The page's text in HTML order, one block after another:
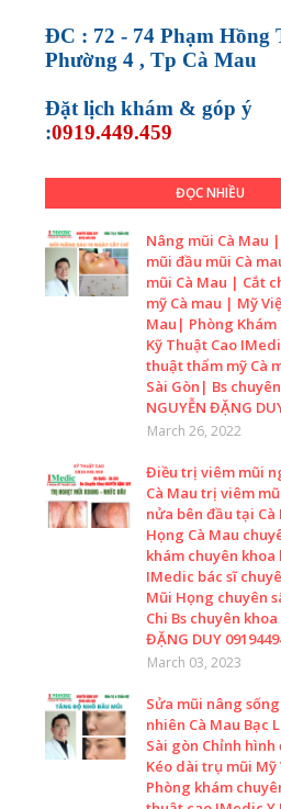
ĐC : 72 - 74 Phạm Hồng
Phường 4 , Tp Cà Mau
Đặt lịch khám & góp ý
:0919.449.459
ĐỌC NHIỀU
Nâng mũi Cà Mau
mũi đầu mũi Cà
mũi Cà Mau | Cắt
mỹ Cà mau | Mỹ
Mau| Phòng Khám
Kỹ Thuật Cao
thuật thẩm mỹ Cà
Sài Gòn| Bs
NGUYỄN ĐẶNG
March 26, 2022
Điều trị viêm mũi
Cà Mau trị viêm
nửa bên đầu tại
Họng Cà Mau
khám chuyên
IMedic bác sĩ
Mũi Họng chuyên
Chi Bs chuyên khoa
ĐẶNG DUY
March 03, 2023
Sửa mũi nâng
nhiên Cà Mau Bạc
Sài gòn Chỉnh
Kéo dài trụ mũi Mỹ
Phòng khám